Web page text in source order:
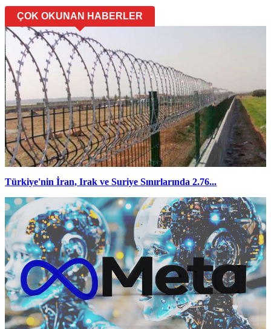
ÇOK OKUNAN HABERLER
Türkiye'nin İran, Irak ve Suriye Sınırlarında 2.76...